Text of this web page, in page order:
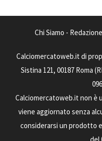
Chi Siamo - Redazione
Calciomercatoweb.it di
Sistina 121, 00187 Roma
Calciomercatoweb.it non è
viene aggiornato senza
considerarsi un prodotto